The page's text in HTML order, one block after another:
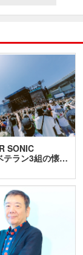
SONIC
テラン3組の懐…